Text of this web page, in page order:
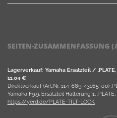
SEITEN-ZUSAMMENFASSUNG (
Lagerverkauf: Yamaha Ersatzteil /
11,04 €
Direktverkauf (Art.Nr. 114-689-43165-00)
Yamaha F9.9, Ersatzteil Halterung 1, .PLATE,
https://yerd.de/PLATE-TILT-LOCK